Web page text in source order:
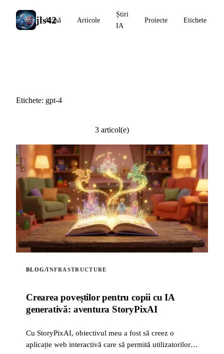
jls42
Acasă Articole
Știri
IA
Proiecte Etichete
Etichete: gpt-4
3 articol(e)
BLOG/INFRASTRUCTURE
Crearea poveștilor pentru copii cu IA
generativă: aventura StoryPixAI
Cu StoryPixAI, obiectivul meu a fost să creez o
aplicație web interactivă care să permită utilizatorilor